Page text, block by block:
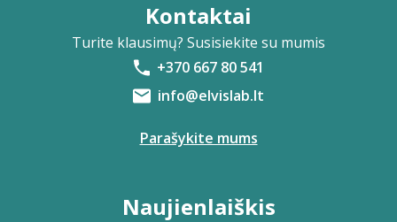
Kontaktai
Turite klausimų? Susisiekite su mumis
+370 667 80 541
info@elvislab.lt
Parašykite mums
Naujienlaiškis